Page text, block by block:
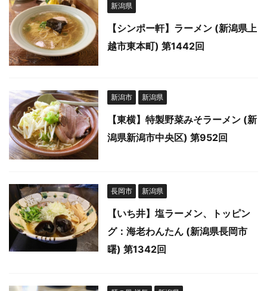
新潟県
【シンポー軒】ラーメン (新潟県上
越市東本町) 第1442回
新潟市 新潟県
【東横】特製野菜みそラーメン (新
潟県新潟市中央区) 第952回
長岡市 新潟県
【いち井】塩ラーメン、トッピン
グ：海老わんたん (新潟県長岡市
曙) 第1342回